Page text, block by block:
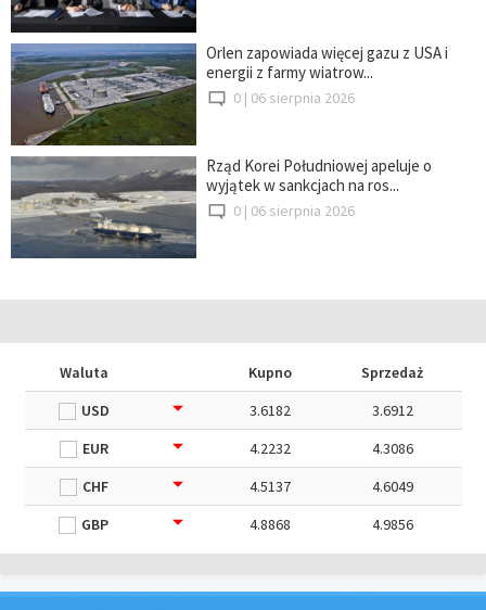
Orlen zapowiada więcej gazu z USA i
energii z farmy wiatrow...
0 | 06 sierpnia 2026
Rząd Korei Południowej apeluje o
wyjątek w sankcjach na ros...
0 | 06 sierpnia 2026
Waluta Kupno
Sprzedaż
USD
3.6182
3.6912
EUR
4.2232
4.3086
CHF
4.5137
4.6049
GBP
4.8868 4.9856